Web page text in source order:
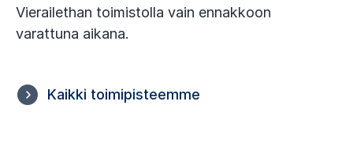
Vierailethan toimistolla vain ennakkoon
varattuna aikana.
Kaikki toimipisteemme